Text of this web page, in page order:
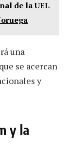
de la UEL
una
se acercan
y
y la